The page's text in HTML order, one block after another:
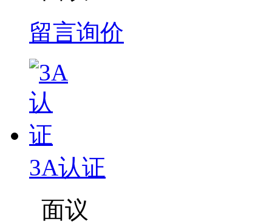
留言询价
3A认证
面议